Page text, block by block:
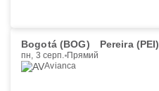
Bogotá (BOG) Pereira (PEI)
пн, 3 серп. Прямий
Avianca